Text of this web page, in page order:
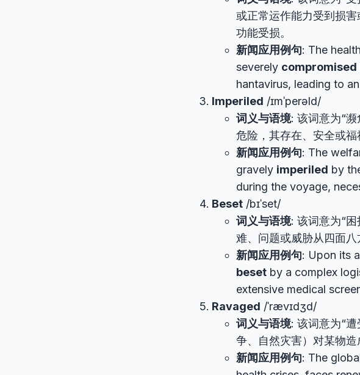
或正常运作能力受到损
功能受损。
新闻应用例句: The
severely compromised
hantavirus, leading to
Imperiled /ɪmˈperəld/
词义与语境: 该词意为“
危险，其存在、安全或福
新闻应用例句: The
gravely imperiled by
during the voyage,
Beset /bɪˈset/
词义与语境: 该词意为“
难、问题或威胁从四面八
新闻应用例句: Upon its
beset by a complex
extensive medical
Ravaged /ˈrævɪdʒd/
词义与语境: 该词意为“
争、自然灾害）对某物造
新闻应用例句: The